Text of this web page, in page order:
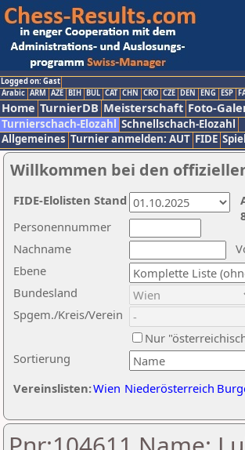
Logged on: Gast
Arabic ARM AZE BIH BUL CAT CHN CRO CZE DEN ENG ESP
Home TurnierDB Meisterschaft Foto-
Turnierschach-Elozahl Schnellschach-Elozahl
Allgemeines Turnier anmelden: AUT FIDE
Willkommen bei den
Nachname
Ebene
Sortierung
Personennummer
Bundesland
Spgem./Kreis/Verein
Nur
Vereinslisten:Wien Niederösterreich
FIDE-Elolisten Stand